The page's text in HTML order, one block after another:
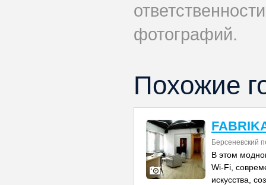
фотографий.
Похожие
Берсеневский
В этом
Wi-Fi,
искусства,